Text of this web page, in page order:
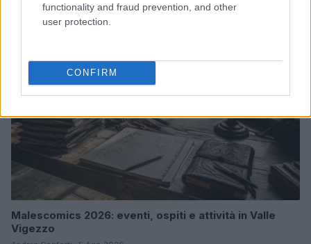
functionality and fraud prevention, and other
user protection.
CONFIRM
NERD NEWS
Malescomics 2026: eventi, ospiti e attività in Valle
Vigezzo